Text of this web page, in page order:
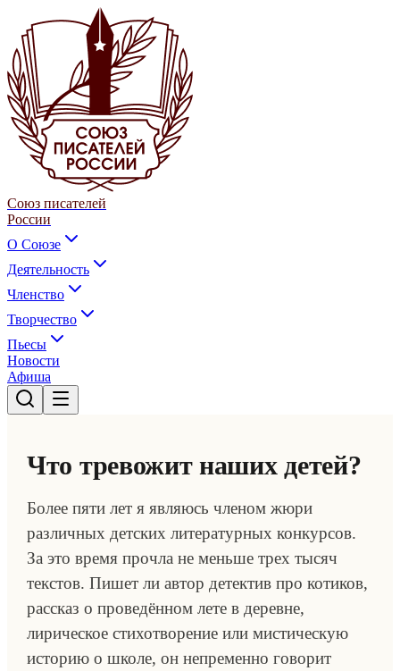
Союз писателей
России
О Союзе
Деятельность
Членство
Творчество
Пьесы
Новости
Афиша
Что тревожит наших детей?
Более пяти лет я являюсь членом жюри
различных детских литературных конкурсов.
За это время прочла не меньше трех тысяч
текстов. Пишет ли автор детектив про котиков,
рассказ о проведённом лете в деревне,
лирическое стихотворение или мистическую
историю о школе, он непременно говорит